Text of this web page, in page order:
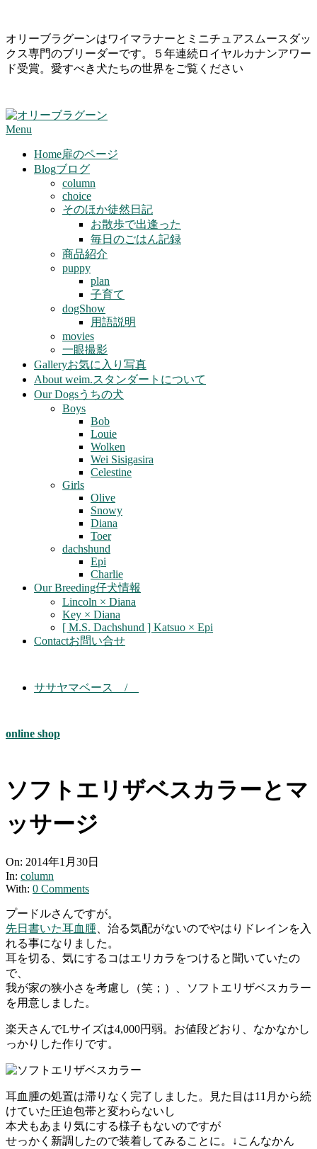
Skip
to
content
オリーブラグーンはワイマラナーとミニチュアスムースダッ
クス専門のブリーダーです。５年連続ロイヤルカナンアワー
ド受賞。愛すべき犬たちの世界をご覧ください
Primary
Menu
Menu
Home扉のページ
Blogブログ
column
choice
そのほか徒然日記
お散歩で出逢った
毎日のごはん記録
商品紹介
puppy
plan
子育て
dogShow
用語説明
movies
一眼撮影
Galleryお気に入り写真
About weim.スタンダートについて
Our Dogsうちの犬
Boys
Bob
Louie
Wolken
Wei Sisigasira
Celestine
Girls
Olive
Snowy
Diana
Toer
dachshund
Epi
Charlie
Our Breeding仔犬情報
Lincoln × Diana
Key × Diana
[ M.S. Dachshund ] Katsuo × Epi
Contactお問い合せ
ササヤマベース /
online shop
ソフトエリザベスカラーとマ
ッサージ
On: 2014年1月30日
In: column
With: 0 Comments
プードルさんですが。
先日書いた耳血腫、治る気配がないのでやはりドレインを入
れる事になりました。
耳を切る、気にするコはエリカラをつけると聞いていたの
で、
我が家の狭小さを考慮し（笑；）、ソフトエリザベスカラー
を用意しました。
楽天さんでLサイズは4,000円弱。お値段どおり、なかなかし
っかりした作りです。
耳血腫の処置は滞りなく完了しました。見た目は11月から続
けていた圧迫包帯と変わらないし
本犬もあまり気にする様子もないのですが
せっかく新調したので装着してみることに。↓こんなかん